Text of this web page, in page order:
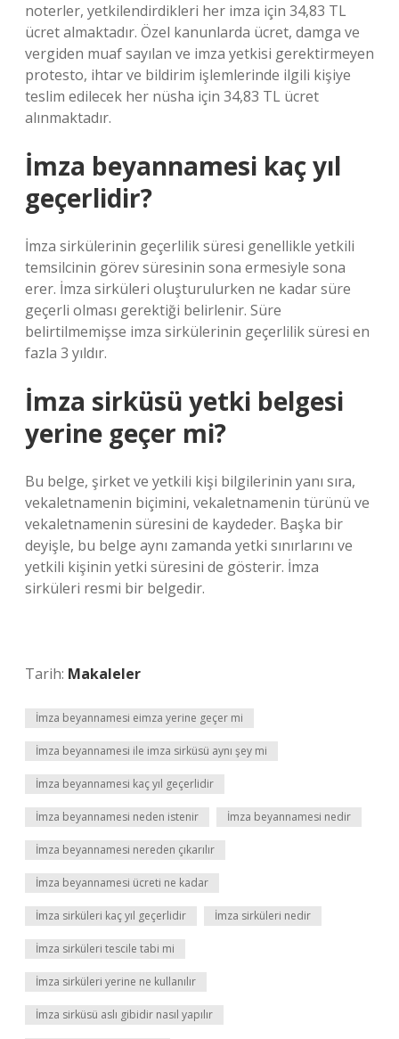
noterler, yetkilendirdikleri her imza için 34,83 ​​TL
ücret almaktadır. Özel kanunlarda ücret, damga ve
vergiden muaf sayılan ve imza yetkisi gerektirmeyen
protesto, ihtar ve bildirim işlemlerinde ilgili kişiye
teslim edilecek her nüsha için 34,83 ​​TL ücret
alınmaktadır.
İmza beyannamesi kaç yıl
geçerlidir?
İmza sirkülerinin geçerlilik süresi genellikle yetkili
temsilcinin görev süresinin sona ermesiyle sona
erer. İmza sirküleri oluşturulurken ne kadar süre
geçerli olması gerektiği belirlenir. Süre
belirtilmemişse imza sirkülerinin geçerlilik süresi en
fazla 3 yıldır.
İmza sirküsü yetki belgesi
yerine geçer mi?
Bu belge, şirket ve yetkili kişi bilgilerinin yanı sıra,
vekaletnamenin biçimini, vekaletnamenin türünü ve
vekaletnamenin süresini de kaydeder. Başka bir
deyişle, bu belge aynı zamanda yetki sınırlarını ve
yetkili kişinin yetki süresini de gösterir. İmza
sirküleri resmi bir belgedir.
Tarih: Makaleler
İmza beyannamesi eimza yerine geçer mi
İmza beyannamesi ile imza sirküsü aynı şey mi
İmza beyannamesi kaç yıl geçerlidir
İmza beyannamesi neden istenir İmza beyannamesi nedir
İmza beyannamesi nereden çıkarılır
İmza beyannamesi ücreti ne kadar
İmza sirküleri kaç yıl geçerlidir İmza sirküleri nedir
İmza sirküleri tescile tabi mi
İmza sirküleri yerine ne kullanılır
İmza sirküsü aslı gibidir nasıl yapılır